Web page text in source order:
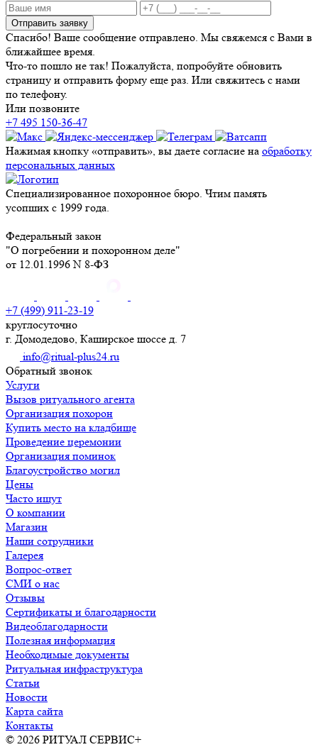
Отправить заявку
Спасибо! Ваше сообщение отправлено. Мы свяжемся с Вами в
ближайшее время.
Что-то пошло не так! Пожалуйста, попробуйте обновить
страницу и отправить форму еще раз. Или свяжитесь с нами
по телефону.
Или позвоните
+7 495 150-36-47
Нажимая кнопку «отправить», вы даете согласие на обработку
персональных данных
Специализированное похоронное бюро. Чтим память
усопших с 1999 года.
Федеральный закон
"О погребении и похоронном деле"
от 12.01.1996 N 8-ФЗ
+7 (499) 911-23-19
круглосуточно
г. Домодедово, Каширское шоссе д. 7
info@ritual-plus24.ru
Обратный звонок
Услуги
Вызов ритуального агента
Организация похорон
Купить место на кладбище
Проведение церемонии
Организация поминок
Благоустройство могил
Цены
Часто ищут
О компании
Магазин
Наши сотрудники
Галерея
Вопрос-ответ
СМИ о нас
Отзывы
Сертификаты и благодарности
Видеоблагодарности
Полезная информация
Необходимые документы
Ритуальная инфраструктура
Статьи
Новости
Карта сайта
Контакты
© 2026 РИТУАЛ СЕРВИС+